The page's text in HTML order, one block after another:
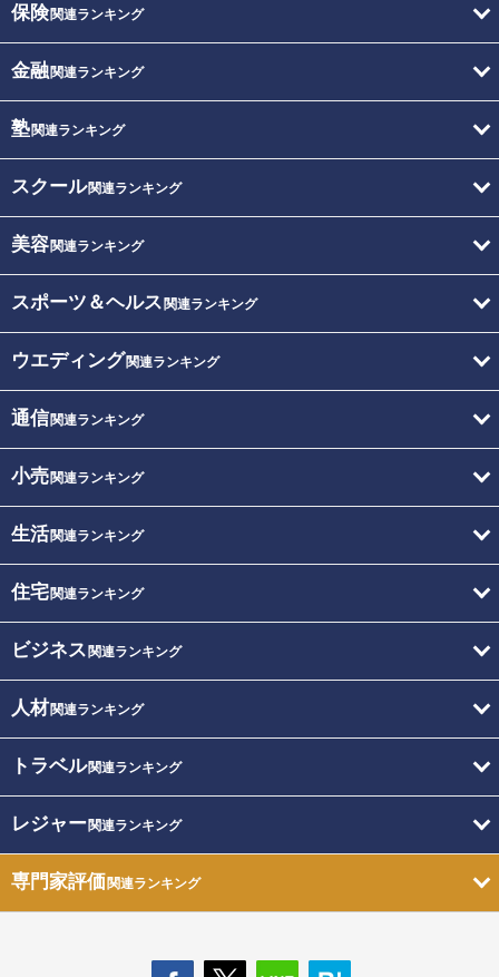
保険関連ランキング
金融関連ランキング
塾関連ランキング
スクール関連ランキング
美容関連ランキング
スポーツ＆ヘルス 関連ランキング
ウエディング関連ランキング
通信関連ランキング
小売関連ランキング
生活関連ランキング
住宅関連ランキング
ビジネス 関連ランキング
人材関連ランキング
トラベル関連ランキング
レジャー関連ランキング
専門家評価関連ランキング